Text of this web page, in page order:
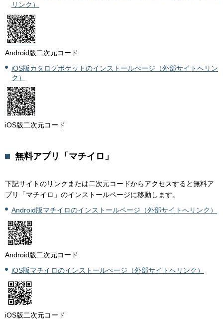
リンク）
Android版二次元コード
iOS版カタログポケットのインストールぺージ（外部サイトへリン
ク）
iOS版二次元コード
無料アプリ「マチイロ」
下記サイトのリンクまたは二次元コードからアクセスすると無料ア
プリ「マチイロ」のインストールページに移動します。
Android版マチイロのインストールページ（外部サイトへリンク）
Android版二次元コード
iOS版マチイロのインストールぺージ（外部サイトへリンク）
iOS版二次元コード